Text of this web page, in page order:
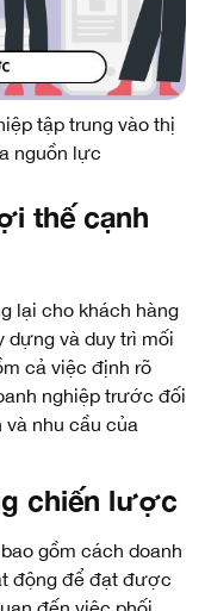
tập trung vào thị
nguồn lực
thế cạnh
lại cho khách hàng
dựng và duy trì mối
cả việc định rõ
nghiệp trước đối
nhu cầu của
chiến lược
gồm cách doanh
động để đạt được